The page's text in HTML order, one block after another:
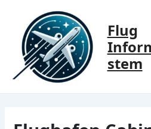
springen
Flug
stem